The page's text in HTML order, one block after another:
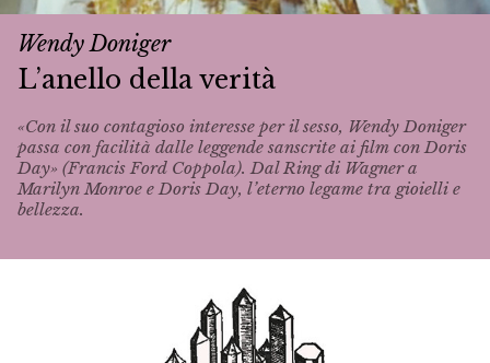
Wendy Doniger
L’anello della verità
«Con il suo contagioso interesse per il sesso, Wendy Doniger
passa con facilità dalle leggende sanscrite ai film con Doris
Day» (Francis Ford Coppola). DalRingdi Wagner a
Marilyn Monroe e Doris Day, l’eterno legame tra gioielli e
bellezza.